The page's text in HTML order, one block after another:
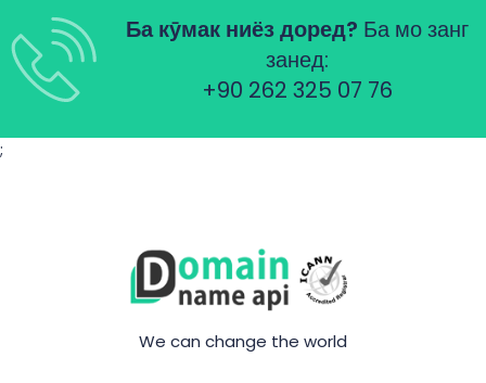
Ба кӯмак ниёз доред? Ба мо занг
занед:
+90 262 325 07 76
;
We can change the world